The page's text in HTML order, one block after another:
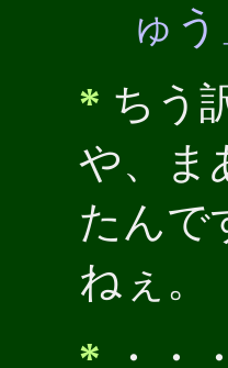
ゅう
* ちう
や、ま
たんで
ねぇ。
* ・・